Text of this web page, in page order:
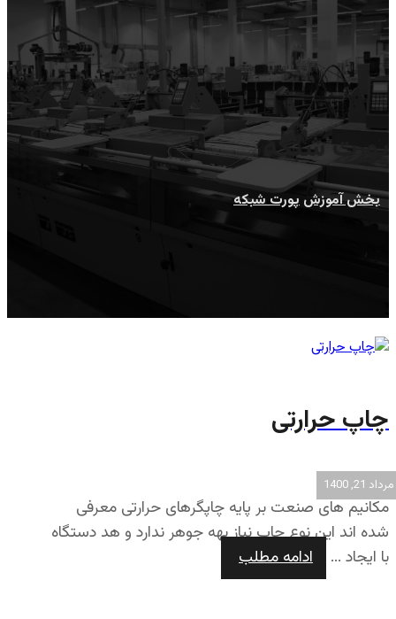
پورت شبکه
بخش آموزش پورت شبکه
چاپ حرارتی
مرداد 21, 1400
مکانیم های صنعت بر پایه چاپگرهای حرارتی معرفی
شده اند این نوع چاپ نیاز بهه جوهر ندارد و هد دستگاه
با ایجاد ...
ادامه مطلب